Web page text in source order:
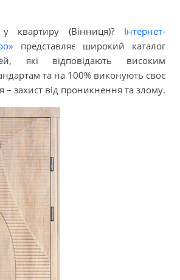
у квартиру (Вінниця)? Інтернет-
представляє широкий каталог
які відповідають високим
та на 100% виконують своє
– захист від проникнення та злому.